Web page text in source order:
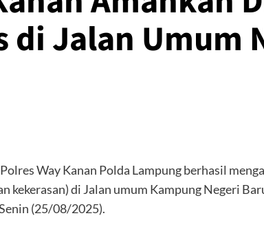
di Jalan Umum
Way Kanan Polda Lampung berhasil
kekerasan) di Jalan umum Kampung Negeri
(25/08/2025).